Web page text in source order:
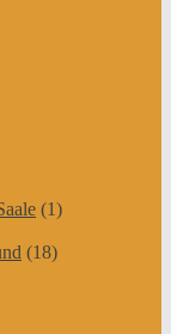
(1)
(18)